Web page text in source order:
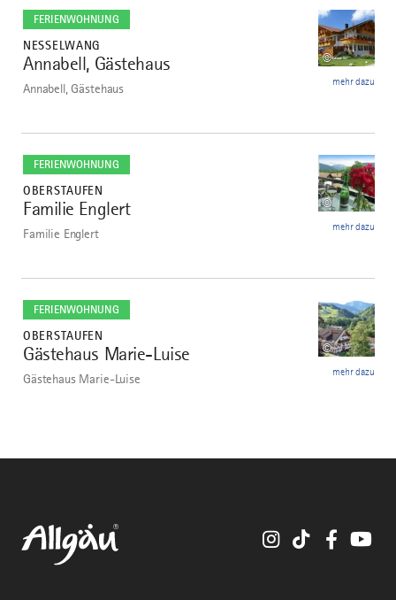
FERIENWOHNUNG
NESSELWANG
8
Annabell, Gästehaus ©
Annabell, Gästehaus mehr dazu
dazu
FERIENWOHNUNG
OBERSTAUFEN
9
Familie Englert ©
Familie Englert mehr dazu
dazu
FERIENWOHNUNG
OBERSTAUFEN
10
Gästehaus Marie-Luise ©
Gästehaus Marie-Luise mehr dazu
dazu
InstagramTikTok